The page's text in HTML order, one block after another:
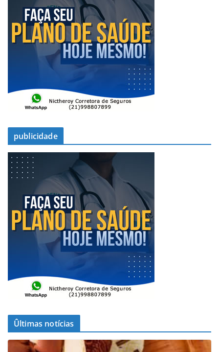
publicidade
Ûltimas notícias